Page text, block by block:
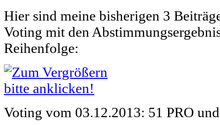
Hier sind meine bisherigen 3
Voting mit den
Reihenfolge:
Voting vom 03.12.2013: 51 PRO